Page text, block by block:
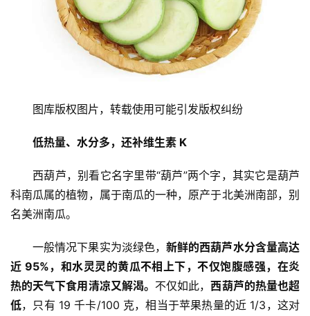
图库版权图片，转载使用可能引发版权纠纷
低热量、水分多，还补维生素 K
西葫芦，别看它名字里带“葫芦”两个字，其实它是葫芦
科南瓜属的植物，属于南瓜的一种，原产于北美洲南部，别
名美洲南瓜。
一般情况下果实为淡绿色，新鲜的西葫芦水分含量高达
近 95%，和水灵灵的黄瓜不相上下，不仅饱腹感强，在炎
热的天气下食用清凉又解渴。 不仅如此，西葫芦的热量也超
低，只有 19 千卡/100 克，相当于苹果热量的近 1/3，这对